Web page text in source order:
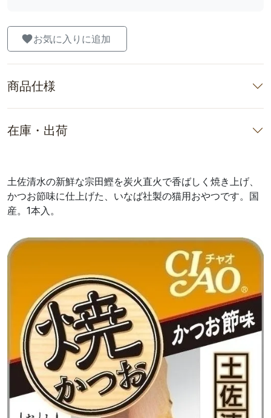
お気に入りに追加
商品仕様
在庫・出荷
土佐清水の新鮮な宗田鰹を炭火直火で香ばしく焼き上げ、
かつお節味に仕上げた、いなば社製の猫用おやつです。国
産。1本入。